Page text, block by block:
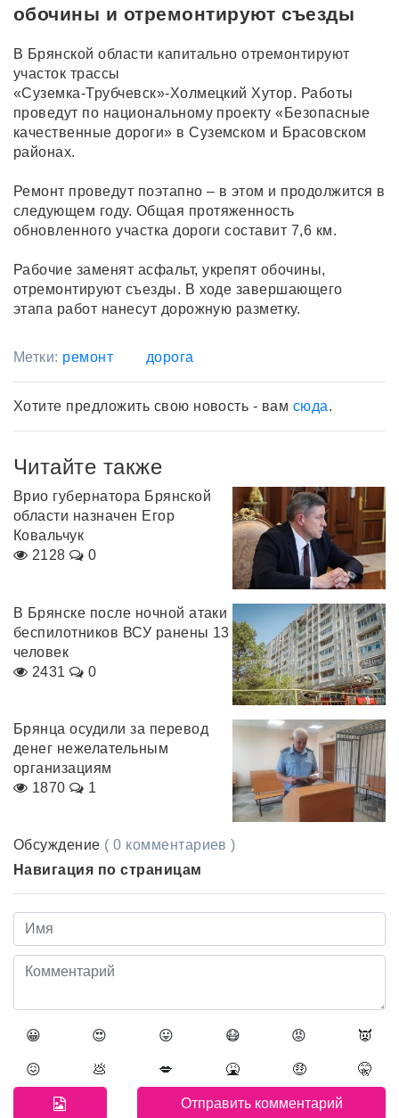
обочины и отремонтируют съезды
В Брянской области капитально отремонтируют
участок трассы
«Суземка-Трубчевск»-Холмецкий Хутор. Работы
проведут по национальному проекту «Безопасные
качественные дороги» в Суземском и Брасовском
районах.
Ремонт проведут поэтапно – в этом и продолжится в
следующем году. Общая протяженность
обновленногоучастка дороги составит 7,6 км.
Рабочие заменят асфальт,укрепят обочины,
отремонтируют съезды. В ходе завершающего
этапа работ нанесут дорожную разметку.
Метки: ремонт дорога
Хотите предложить свою новость - вам сюда.
Читайте также
Врио губернатора Брянской
области назначен Егор
Ковальчук
2128
0
В Брянске после ночной атаки
беспилотников ВСУ ранены 13
человек
2431
0
Брянца осудили за перевод
денег нежелательным
организациям
1870
1
Обсуждение ( 0 комментариев )
Навигация по страницам
😀 😍 😛 😷 😡 👿
😖 💩 💋 🤮 🤑 🤫